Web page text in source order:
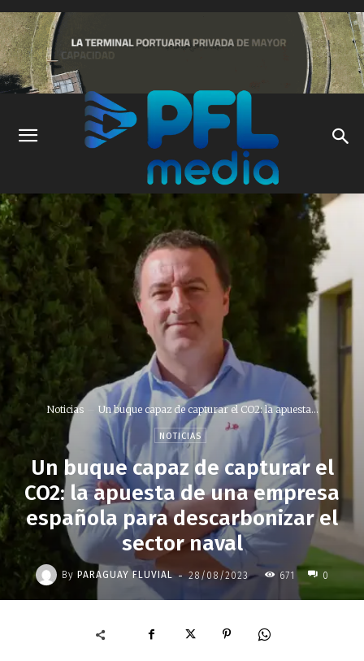
Noticias Un buque capaz de capturar el CO2: la apuesta...
NOTICIAS
Un buque capaz de capturar el
CO2: la apuesta de una empresa
española para descarbonizar el
sector naval
By PARAGUAY FLUVIAL - 28/08/2023 671 0